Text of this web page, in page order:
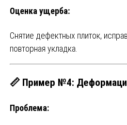
Оценка ущерба:
Снятие дефектных плиток,
повторная укладка.
📏 Пример №4:
Проблема: